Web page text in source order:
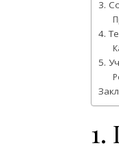
3.
4.
5.